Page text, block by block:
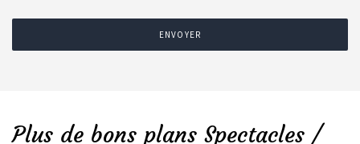
ENVOYER
Plus de bons plans Spectacles /